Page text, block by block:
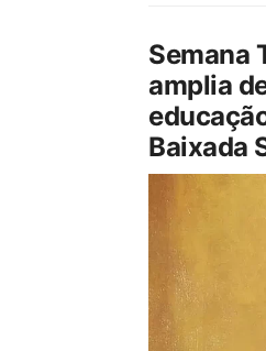
Semana
amplia
Baixada